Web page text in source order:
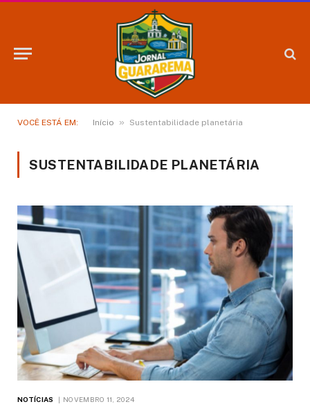
VOCÊ ESTÁ EM: Início » Sustentabilidade planetária
SUSTENTABILIDADE PLANETÁRIA
NOTÍCIAS NOVEMBRO 11, 2024